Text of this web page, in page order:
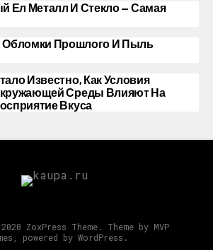
Ел Металл И Стекло — Самая
Обломки Прошлого И Пыль
Известно, Как Условия
Среды Влияют На
Вкуса
ZoxPress Theme. Theme by MVP
powered by WordPress.